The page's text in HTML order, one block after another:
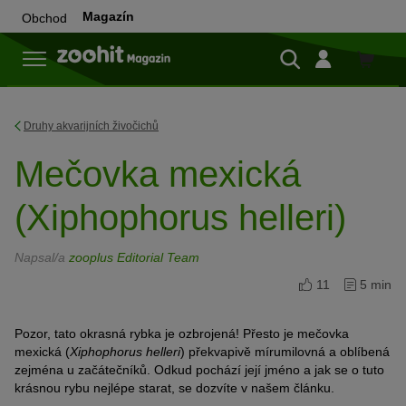
Obchod Magazín
Do
Druhy akvarijních živočichů
Mečovka mexická
(Xiphophorus helleri)
Napsal/a zooplus Editorial Team
11
5 min
Pozor, tato okrasná rybka je ozbrojená! Přesto je mečovka
mexická (Xiphophorus helleri) překvapivě mírumilovná a oblíbená
zejména u začátečníků. Odkud pochází její jméno a jak se o tuto
krásnou rybu nejlépe starat, se dozvíte v našem článku.